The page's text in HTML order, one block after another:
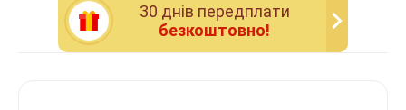
30 днiв передплати
безкоштовно!